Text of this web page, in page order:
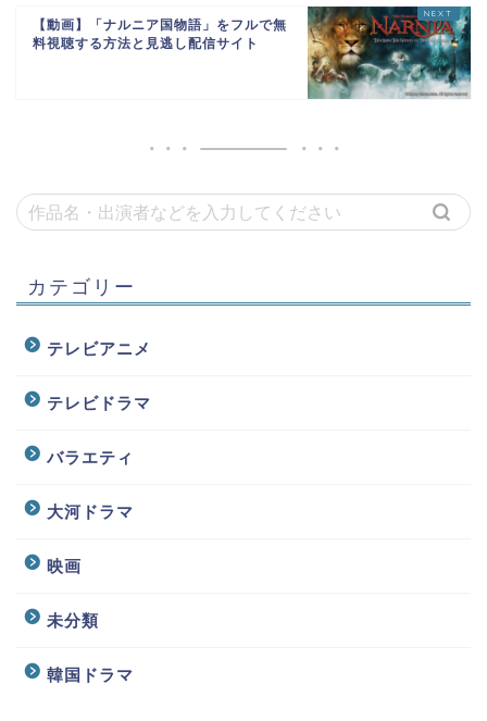
【動画】「ナルニア国物語」をフルで無
料視聴する方法と見逃し配信サイト
カテゴリー
テレビアニメ
テレビドラマ
バラエティ
大河ドラマ
映画
未分類
韓国ドラマ